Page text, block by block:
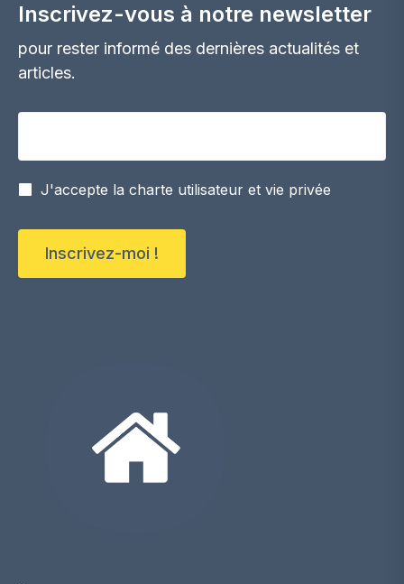
Inscrivez-vous à notre newsletter
pour rester informé des dernières actualités et
articles.
J'accepte la charte utilisateur et vie privée
Inscrivez-moi !